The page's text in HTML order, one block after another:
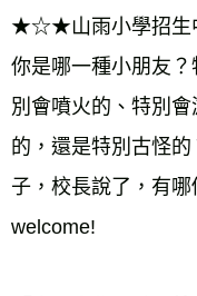
★☆★山雨小學招
你是哪一種小朋友
別會噴火的、特別
的，還是特別古怪
子，校長說了，有
welcome!